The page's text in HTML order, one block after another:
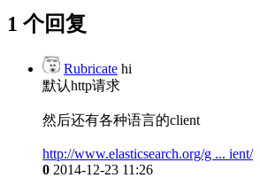
1 个回复
Rubricate hi
默认http请求
然后还有各种语言的client
http://www.elasticsearch.org/g ... ient/
0 2014-12-23 11:26